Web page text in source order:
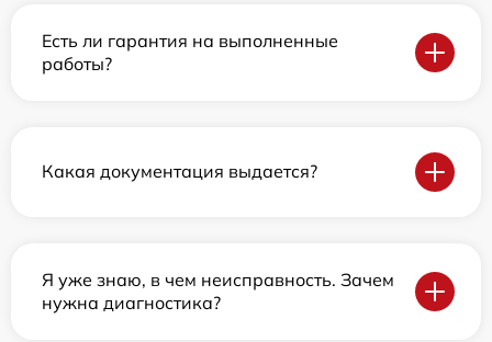
Есть ли гарантия на выполненные
работы?
Какая документация выдается?
Я уже знаю, в чем неисправность. Зачем
нужна диагностика?